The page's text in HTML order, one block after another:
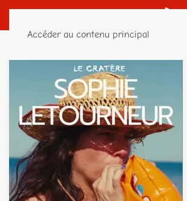
Accéder au contenu principal